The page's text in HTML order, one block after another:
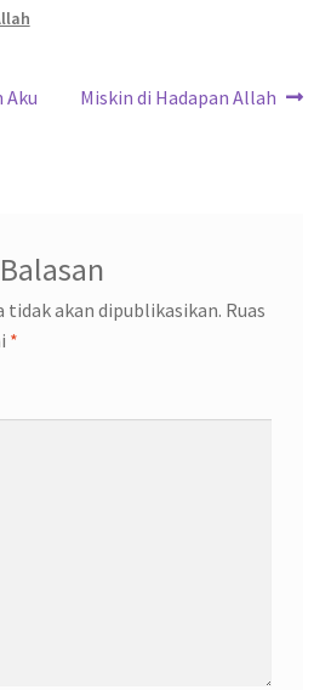
a
Aku
Next
Miskin di Hadapan Allah
tidak akan dipublikasikan. Ruas
*